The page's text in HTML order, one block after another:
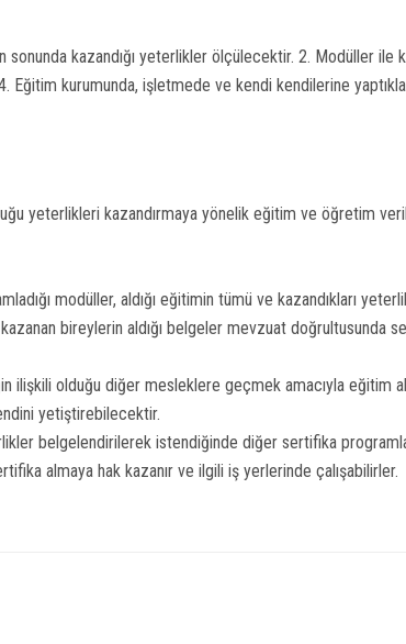
kazandığı yeterlikler ölçülecektir. 2. Modüller ile
Eğitim kurumunda, işletmede ve kendi kendilerine
yeterlikleri kazandırmaya yönelik eğitim ve öğretim
modüller, aldığı eğitimin tümü ve kazandıkları
bireylerin aldığı belgeler mevzuat
olduğu diğer mesleklere geçmek amacıyla eğitim
yetiştirebilecektir.
belgelendirilerek istendiğinde diğer sertifika
almaya hak kazanır ve ilgili iş yerlerinde çalışabilirler.